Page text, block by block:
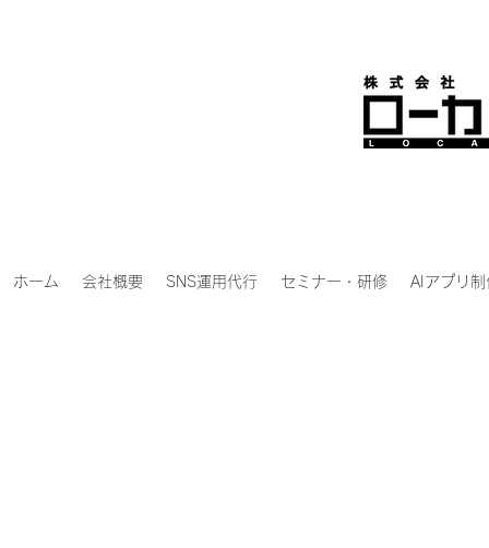
ホーム 会社概要 SNS運用代行 セミナー・研修 AIアプリ制